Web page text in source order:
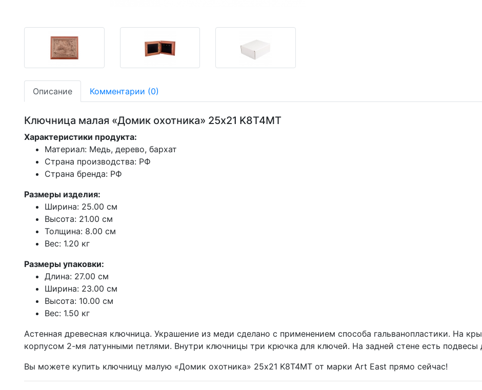
-19,07%
-19,07%
Описание Комментарии (0)
Ключница малая «Домик охотника» 25х21 K8T4MT
Характеристики продукта:
Материал: Медь, дерево, бархат
Страна производства: РФ
Страна бренда: РФ
Размеры изделия:
Ширина: 25.00 см
Высота: 21.00 см
Толщина: 8.00 см
Вес: 1.20 кг
Размеры упаковки:
Длина: 27.00 см
Ширина: 23.00 см
Высота: 10.00 см
Вес: 1.50 кг
Астенная древесная ключница. Украшение из меди сделано с применением способа гальванопластики. На
корпусом 2-мя латунными петлями. Внутри ключницы три крючка для ключей. На задней стене есть подвесы
Вы можете купить ключницу малую «Домик охотника» 25х21 K8T4MT от марки Art East прямо сейчас!